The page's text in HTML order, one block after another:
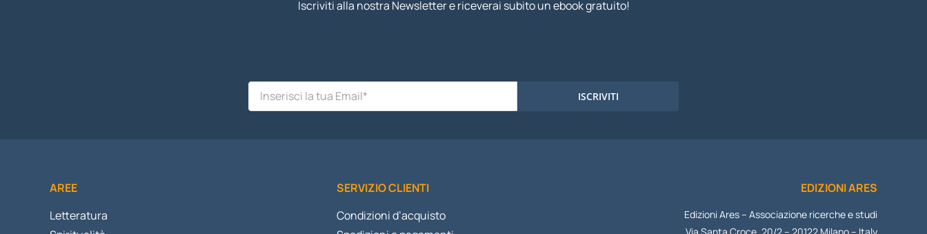
Iscriviti alla nostra Newsletter e riceverai subito un ebook gratuito!
ISCRIVITI
AREE
Letteratura
SERVIZIO CLIENTI
Condizioni d’acquisto
EDIZIONI ARES
Edizioni Ares – Associazione ricerche e studi